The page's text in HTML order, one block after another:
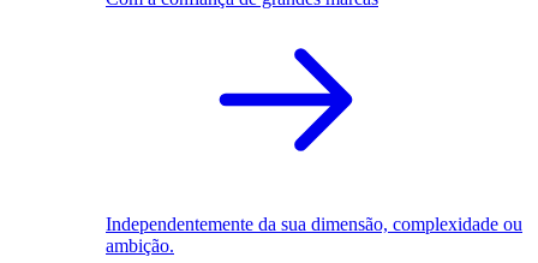
Independentemente da sua dimensão, complexidade ou
ambição.